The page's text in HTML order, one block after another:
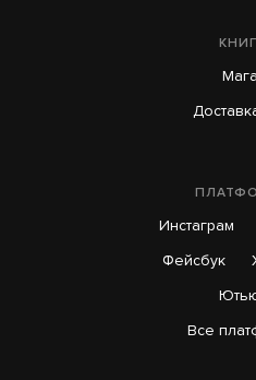
Инстаграм
Фейсбук
Все